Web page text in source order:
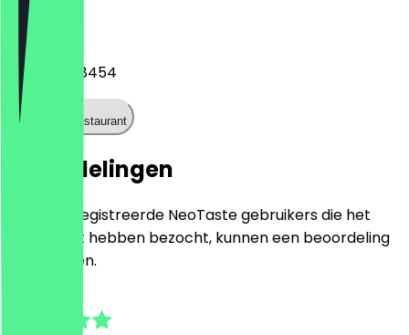
Telefoon
+493031168454
Bel het restaurant
Beoordelingen
Alleen geregistreerde NeoTaste gebruikers die het
restaurant hebben bezocht, kunnen een beoordeling
achterlaten.